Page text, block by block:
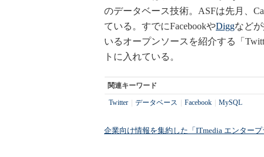
のデータベース技術。ASFは先月、
ている。すでにFacebookやDiggなど
いるオープンソースを紹介する「
トに入れている。
関連キーワード
Twitter データベース Facebook MySQL
企業向け情報を集約した「ITmedia エンター